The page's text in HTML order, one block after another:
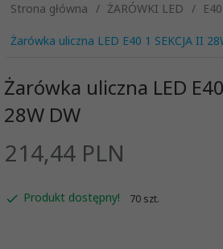
Strona główna ŻARÓWKI LED E40
Żarówka uliczna LED E40 1 SEKCJA II
Żarówka uliczna LED
28W DW
214,44 PLN
Produkt dostępny! 70 szt.